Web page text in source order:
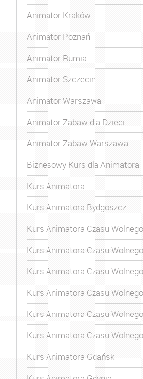
Animator Kraków
Animator Poznań
Animator Rumia
Animator Szczecin
Animator Warszawa
Animator Zabaw dla Dzieci
Animator Zabaw Warszawa
Biznesowy Kurs dla Animatora
Kurs Animatora
Kurs Animatora Bydgoszcz
Kurs Animatora Czasu Wolnego
Kurs Animatora Czasu
Kurs Animatora Czasu
Kurs Animatora Czasu
Kurs Animatora Czasu
Kurs Animatora Czasu
Kurs Animatora Gdańsk